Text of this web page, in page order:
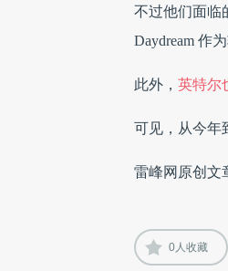
不过他们面临
Daydream 作
此外， 英特尔
可见，从今年
雷峰网原创文
0人收藏